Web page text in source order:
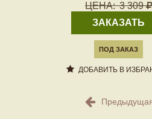
ЦЕНА: 3 309
ЗАКАЗАТЬ
ПОД ЗАКАЗ
ДОБАВИТЬ В